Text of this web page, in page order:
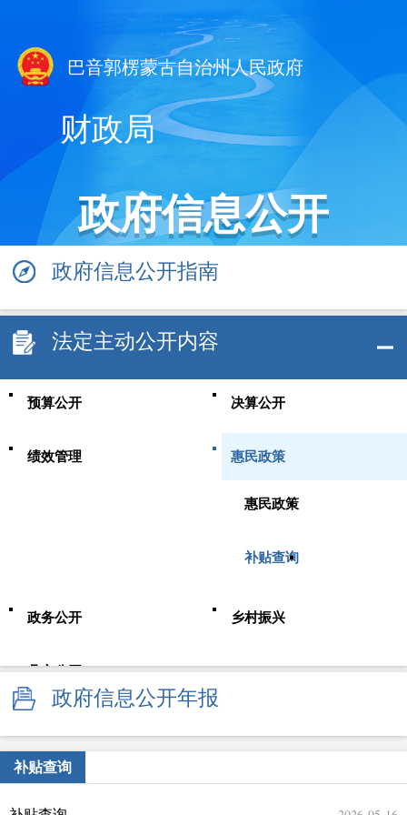
巴音郭楞蒙古自治州人民政府
财政局
政府信息公开
政府信息公开指南
法定主动公开内容
预算公开 决算公开
绩效管理 惠民政策
惠民政策
补贴查询
政务公开 乡村振兴
县市公开
政府信息公开年报
补贴查询